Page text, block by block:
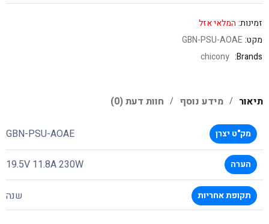
זמינות: המלאי אזל
מקט:GBN-PSU-AOAE
Brands:
chicony
תיאור מידע נוסף חוות דעת (0)
מק"ט יצרן GBN-PSU-AOAE
הערה 19.5V 11.8A 230W
תקופת אחריות שנה